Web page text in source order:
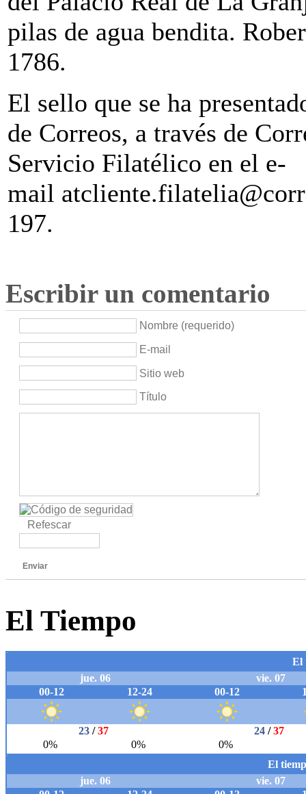
pilas de agua bendita.
1786.
El sello que se ha
de Correos, a través de
Servicio Filatélico en el e-
mail
197.
Escribir un comentario
Nombre (requerido)
E-mail
Sitio web
Título
Refescar
Enviar
El Tiempo